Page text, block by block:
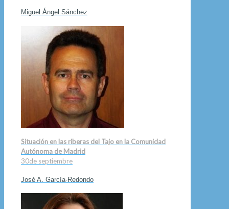
Miguel Ángel Sánchez
Situación en las riberas del Tajo en la Comunidad
Autónoma de Madrid
30de septiembre
José A. García-Redondo